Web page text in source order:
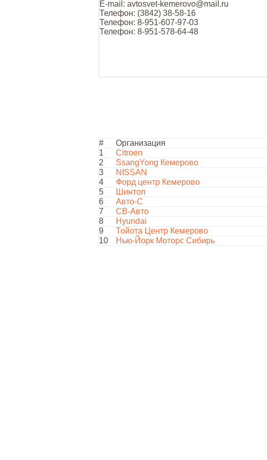
E-mail: avtosvet-kemerovo@mail.ru
Телефон: (3842) 38-58-16
Телефон: 8-951-607-97-03
Телефон: 8-951-578-64-48
# Организация
1
Citroen
2
SsangYong Кемерово
3
NISSAN
4
Форд центр Кемерово
5
Шинтоп
6
Авто-С
7
СВ-Авто
8
Hyundai
9
Тойота Центр Кемерово
10
Нью-Йорк Моторс Сибирь